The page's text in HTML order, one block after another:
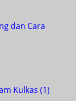
dan Cara
Kulkas (1)